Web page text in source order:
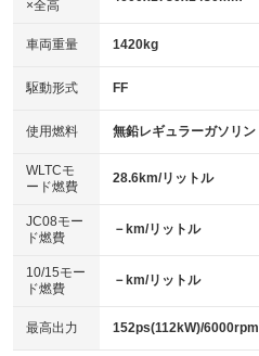
パワーウィンドウ
アイドリングストップ
：装備あり
USB入力端子
：装備あり
100V電源
：装備なし
センターデフロック
：装備なし
電動格納ミラー
：装備なし
革シート
キーレス
HID(キセノンライト)
：装備なし
バックカメラ
：装備なし
エアロ
：装備なし
：装備なし
パワーシート
ベンチシート
：装備なし
チップアップシート
：装備なし
×全高
車両重量 1420kg
駆動形式 FF
使用燃料 無鉛レギュラーガソリン
WLTCモ
ード燃費
28.6km/リットル
JC08モー
ド燃費
－km/リットル
10/15モー
ド燃費
－km/リットル
最高出力 152ps(112kW)/6000rpm